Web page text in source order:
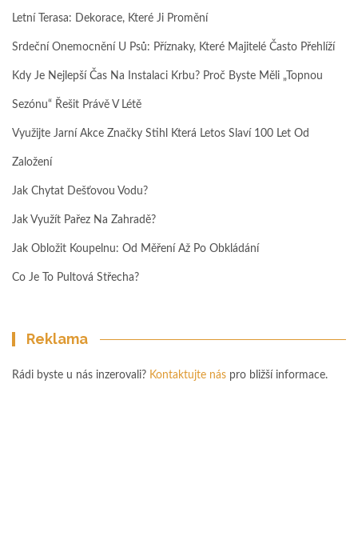
Letní Terasa: Dekorace, Které Ji Promění
Srdeční Onemocnění U Psů: Příznaky, Které Majitelé Často Přehlíží
Kdy Je Nejlepší Čas Na Instalaci Krbu? Proč Byste Měli „topnou
Sezónu“ Řešit Právě V Létě
Využijte Jarní Akce Značky Stihl Která Letos Slaví 100 Let Od
Založení
Jak Chytat Dešťovou Vodu?
Jak Využít Pařez Na Zahradě?
Jak Obložit Koupelnu: Od Měření Až Po Obkládání
Co Je To Pultová Střecha?
Reklama
Rádi byste u nás inzerovali? Kontaktujte nás pro bližší informace.